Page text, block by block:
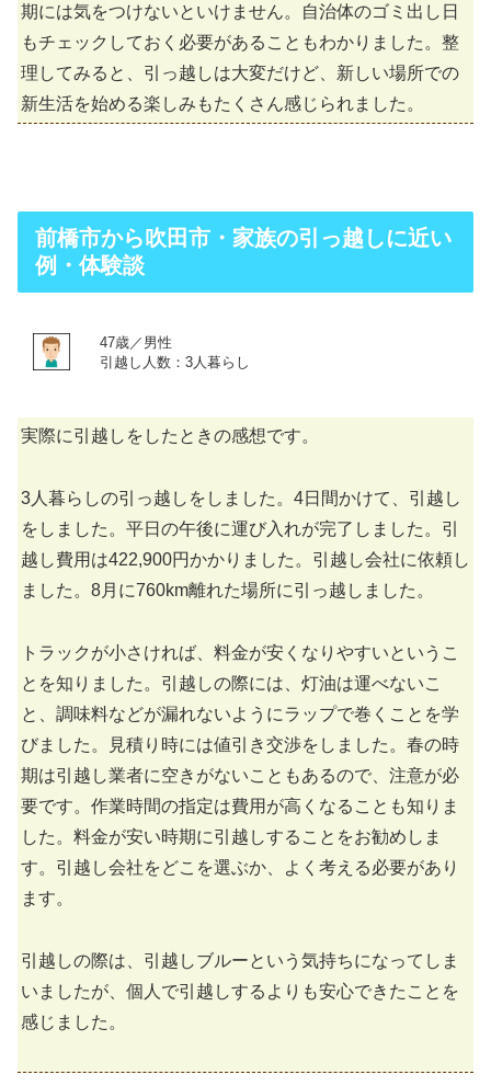
期には気をつけないといけません。自治体のゴミ出し日
もチェックしておく必要があることもわかりました。整
理してみると、引っ越しは大変だけど、新しい場所での
新生活を始める楽しみもたくさん感じられました。
前橋市から吹田市・家族の引っ越しに近い
例・体験談
47歳／男性
引越し人数：3人暮らし
実際に引越しをしたときの感想です。
3人暮らしの引っ越しをしました。4日間かけて、引越し
をしました。平日の午後に運び入れが完了しました。引
越し費用は422,900円かかりました。引越し会社に依頼し
ました。8月に760km離れた場所に引っ越しました。
トラックが小さければ、料金が安くなりやすいというこ
とを知りました。引越しの際には、灯油は運べないこ
と、調味料などが漏れないようにラップで巻くことを学
びました。見積り時には値引き交渉をしました。春の時
期は引越し業者に空きがないこともあるので、注意が必
要です。作業時間の指定は費用が高くなることも知りま
した。料金が安い時期に引越しすることをお勧めしま
す。引越し会社をどこを選ぶか、よく考える必要があり
ます。
引越しの際は、引越しブルーという気持ちになってしま
いましたが、個人で引越しするよりも安心できたことを
感じました。